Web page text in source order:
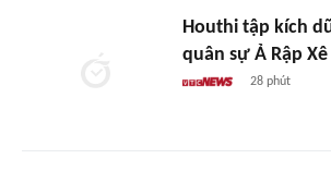
Houthi tập kích
quân sự Ả Rập
28 phút